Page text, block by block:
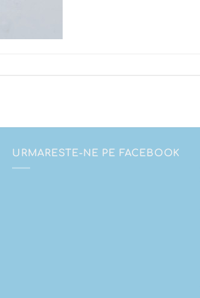
URMARESTE-NE PE FACEBOOK